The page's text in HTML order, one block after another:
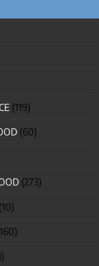
(119)
(60)
(273)
(10)